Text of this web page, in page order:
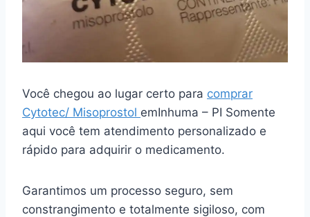
Você chegou ao lugar certo para comprar
Cytotec/ Misoprostol emInhuma – PI Somente
aqui você tem atendimento personalizado e
rápido para adquirir o medicamento.
Garantimos um processo seguro, sem
constrangimento e totalmente sigiloso, com